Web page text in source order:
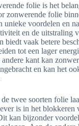
folie is het
zonwerende folie
unieke voordelen en
en de uitstraling
biedt vaak betere
tot een lager
kant kan
en kan het
twee soorten folie
is in het blokkeren
kan bijzonder